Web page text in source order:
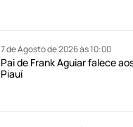
7 de Agosto de 2026 às 10:00
Pai de Frank Aguiar falece
Piauí